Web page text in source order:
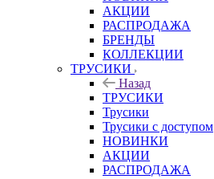
АКЦИИ
РАСПРОДАЖА
БРЕНДЫ
КОЛЛЕКЦИИ
ТРУСИКИ
Назад
ТРУСИКИ
Трусики
Трусики с доступом
НОВИНКИ
АКЦИИ
РАСПРОДАЖА